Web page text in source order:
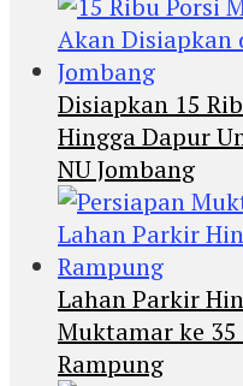
Disiapkan 15
Hingga Dapur
NU Jombang
Lahan Parkir
Muktamar ke
Rampung